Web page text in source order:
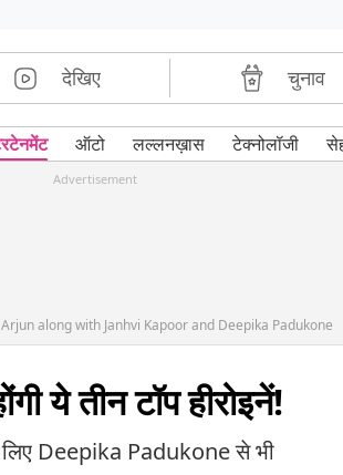
देखिए चुनाव
ऑटो लल्लनख़ास टेक्नोलॉजी
Advertisement
along with Janhvi Kapoor and Deepika Padukone
ये तीन टॉप हीरोइनें!
Deepika Padukone से भी